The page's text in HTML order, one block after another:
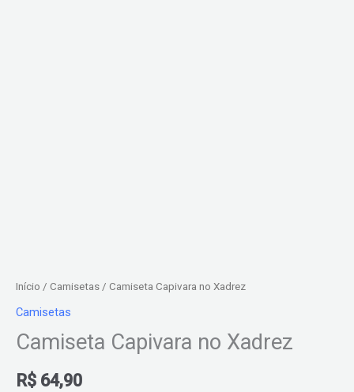
Início / Camisetas / Camiseta Capivara no Xadrez
Camisetas
Camiseta Capivara no Xadrez
R$ 64,90